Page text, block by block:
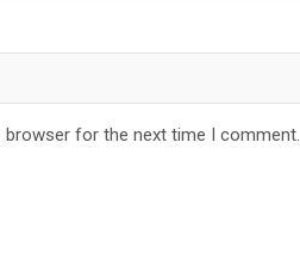
browser for the next time I comment.